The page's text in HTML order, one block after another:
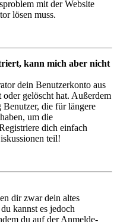
mit der Website
lösen muss.
kann mich aber nicht
dein Benutzerkonto aus
gelöscht hat. Außerdem
die für längere
um die
dich einfach
teil!
dir zwar dein altes
kannst es jedoch
du auf der Anmelde-